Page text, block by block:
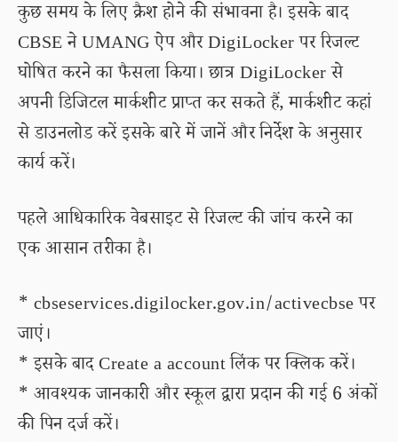
कुछ समय के लिए क्रैश होने की संभावना है। इसके बाद
CBSE ने UMANG ऐप और DigiLocker पर रिजल्ट
घोषित करने का फैसला किया। छात्र DigiLocker से
अपनी डिजिटल मार्कशीट प्राप्त कर सकते हैं, मार्कशीट कहां
से डाउनलोड करें इसके बारे में जानें और निर्देश के अनुसार
कार्य करें।
पहले आधिकारिक वेबसाइट से रिजल्ट की जांच करने का
एक आसान तरीका है।
* cbseservices.digilocker.gov.in/activecbse पर
जाएं।
* इसके बाद Create a account लिंक पर क्लिक करें।
* आवश्यक जानकारी और स्कूल द्वारा प्रदान की गई 6 अंकों
की पिन दर्ज करें।